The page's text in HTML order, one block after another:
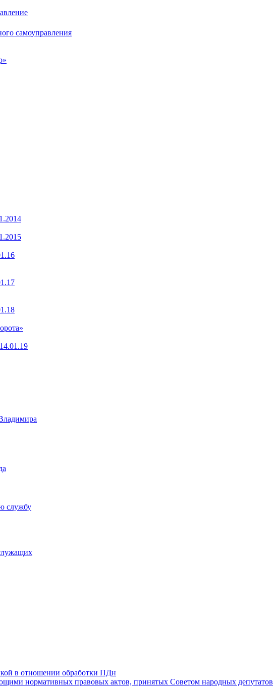
самоуправления
службу
в отношении обработки ПДн
нормативных правовых актов, принятых Советом народных депутатов